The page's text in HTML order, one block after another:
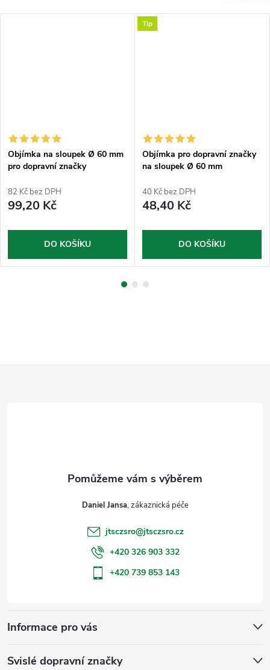
Objímka na sloupek Ø 60 mm
pro dopravní značky
82 Kč bez DPH
99,20 Kč
DO KOŠÍKU
Tip
Objímka pro dopravní značky
na sloupek Ø 60 mm
40 Kč bez DPH
48,40 Kč
DO KOŠÍKU
Informace pro vás
Svislé dopravní značky
Daniel Jansa
jtsczsro@jtsczsro.cz
+420 326 903 332
+420 739 853 143